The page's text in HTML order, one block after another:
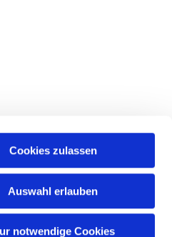
Cookies zulassen
Auswahl erlauben
notwendige Cookies
hawi.de